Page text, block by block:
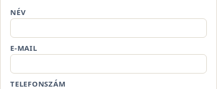
NÉV
E-MAIL
TELEFONSZÁM